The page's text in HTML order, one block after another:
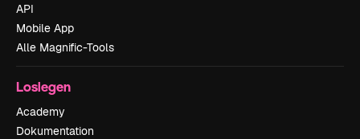
API
Mobile App
Alle Magnific-Tools
Loslegen
Academy
Dokumentation